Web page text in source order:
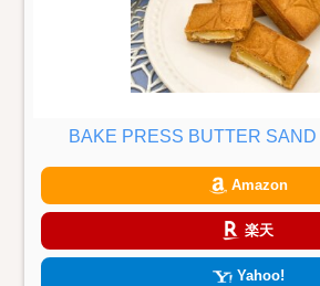
BAKE PRESS BUTTER SAND
Amazon
楽天
Yahoo!